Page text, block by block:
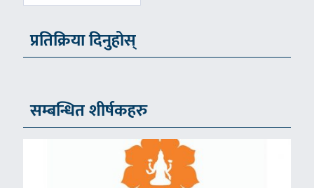
प्रतिक्रिया दिनुहोस्
सम्बन्धित शीर्षकहरु